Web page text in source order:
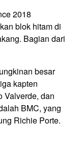
2018
blok hitam di
Bagian dari
besar
kapten
Valverde, dan
BMC, yang
Richie Porte.